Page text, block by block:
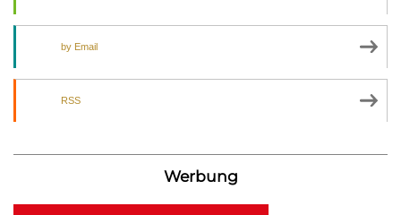
by Email
RSS
Werbung